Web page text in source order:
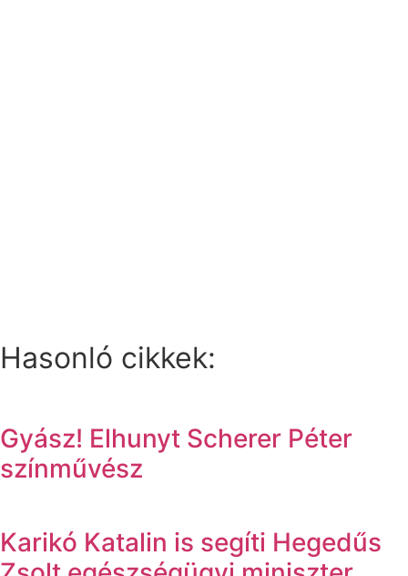
Hasonló cikkek:
Gyász! Elhunyt Scherer Péter
színművész
Karikó Katalin is segíti Hegedűs